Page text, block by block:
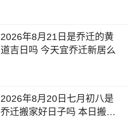
2026年8月21日是乔迁的黄
道吉日吗 今天宜乔迁新居么
2026年8月20日七月初八是
乔迁搬家好日子吗 本日搬家